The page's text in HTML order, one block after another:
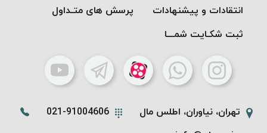
انتقادات و پیشنهادات
پرسش های متـداول
ثبت شکـایت شمـــا
تهران، نیاوران، اطلس مال
021-91004606